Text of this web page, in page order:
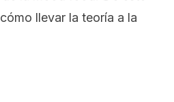
llevar la teoría a la